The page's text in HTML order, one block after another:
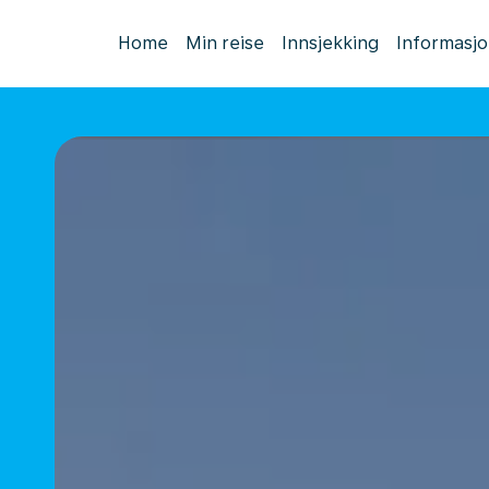
Home Min reise Innsjekking